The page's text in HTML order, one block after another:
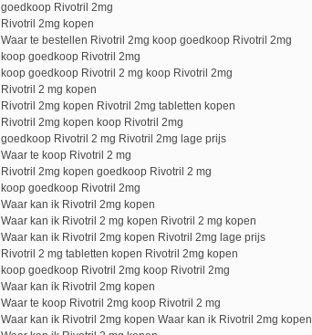
goedkoop Rivotril 2mg
Rivotril 2mg kopen
Waar te bestellen Rivotril 2mg koop goedkoop Rivotril 2mg
koop goedkoop Rivotril 2mg
koop goedkoop Rivotril 2 mg koop Rivotril 2mg
Rivotril 2 mg kopen
Rivotril 2mg kopen Rivotril 2mg tabletten kopen
Rivotril 2mg kopen koop Rivotril 2mg
goedkoop Rivotril 2 mg Rivotril 2mg lage prijs
Waar te koop Rivotril 2 mg
Rivotril 2mg kopen goedkoop Rivotril 2 mg
koop goedkoop Rivotril 2mg
Waar kan ik Rivotril 2mg kopen
Waar kan ik Rivotril 2 mg kopen Rivotril 2 mg kopen
Waar kan ik Rivotril 2mg kopen Rivotril 2mg lage prijs
Rivotril 2 mg tabletten kopen Rivotril 2mg kopen
koop goedkoop Rivotril 2mg koop Rivotril 2mg
Waar kan ik Rivotril 2mg kopen
Waar te koop Rivotril 2mg koop Rivotril 2 mg
Waar kan ik Rivotril 2mg kopen Waar kan ik Rivotril 2mg kopen